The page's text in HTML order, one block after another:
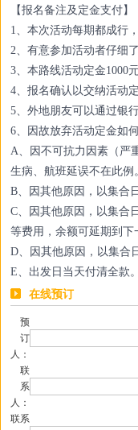
【报名备注及定金支付】
1、本次活动每期都成行
2、有意参加活动者仔细
3、本路线活动定金1000
4、报名确认以交纳活动
5、外地朋友可以通过银
6、因故放弃活动定金如
A、因不可抗力因素（严
生病、航班延误不在此例
B、因其他原因，以集合
C、因其他原因，以集合
等费用，余额可延期到下
D、因其他原因，以集合
E、出发日当天付清全款
在线预订
预
订
人：
联
系
人：
联系